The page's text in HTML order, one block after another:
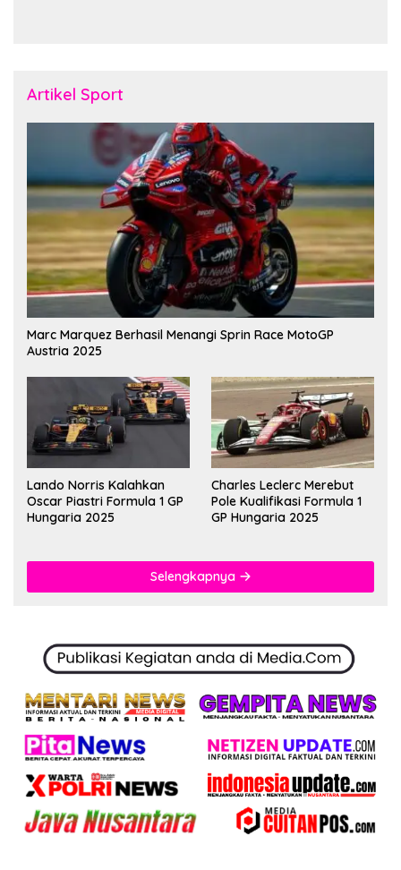
Artikel Sport
Marc Marquez Berhasil Menangi Sprin Race MotoGP
Austria 2025
Lando Norris Kalahkan
Oscar Piastri Formula 1 GP
Hungaria 2025
Charles Leclerc Merebut
Pole Kualifikasi Formula 1
GP Hungaria 2025
Selengkapnya